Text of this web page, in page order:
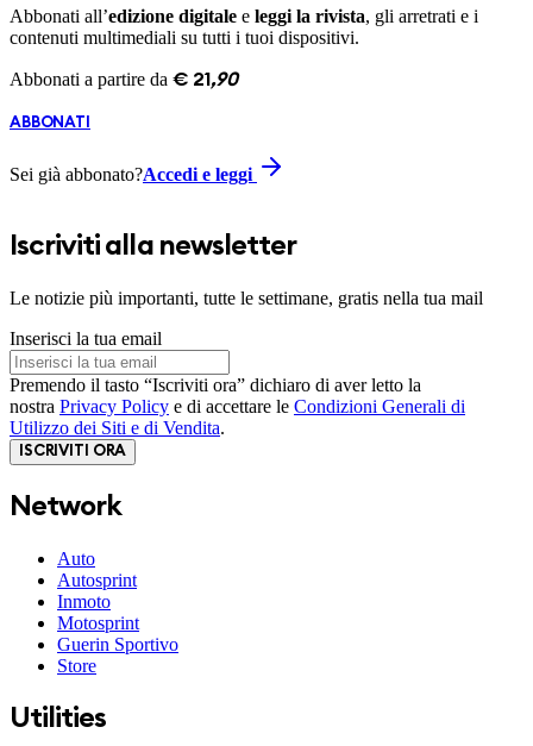
Abbonati all’edizione digitale e leggi la rivista, gli arretrati e i
contenuti multimediali su tutti i tuoi dispositivi.
Abbonati a partire da € 21 ,90
ABBONATI
Sei già abbonato?Accedi e leggi
Iscriviti alla newsletter
Le notizie più importanti, tutte le settimane, gratis nella tua mail
Inserisci la tua email
Premendo il tasto “Iscriviti ora” dichiaro di aver letto la
nostra Privacy Policy e di accettare le Condizioni Generali di
Utilizzo dei Siti e di Vendita.
ISCRIVITI ORA
Network
Auto
Autosprint
Inmoto
Motosprint
Guerin Sportivo
Store
Utilities